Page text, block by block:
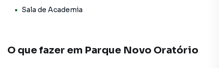
e barracões para venda ou locação, além de
encontrar o imóvel que mais combina com seu estilo de
Sala de Academia
O que fazer em Parque Novo Oratório